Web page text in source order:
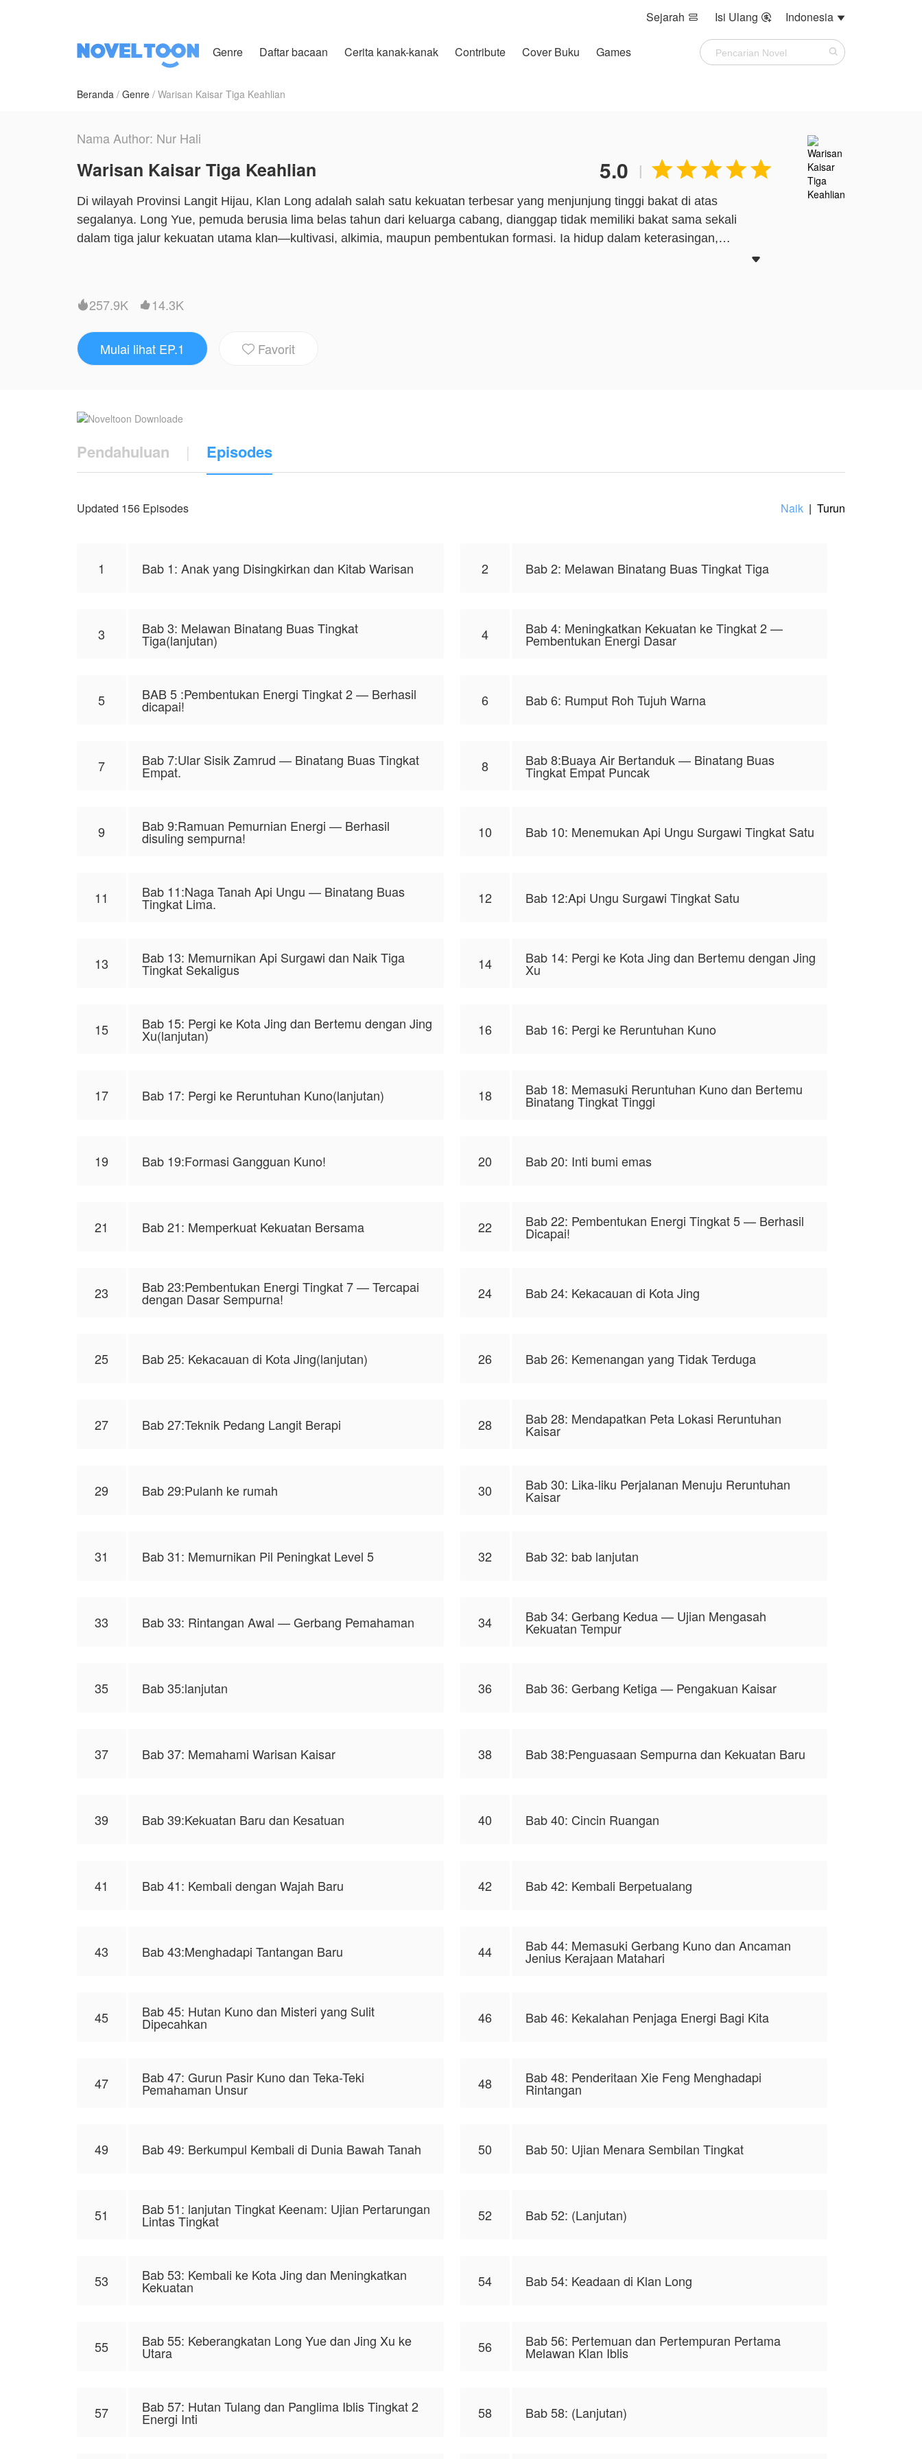
Sejarah  Isi Ulang  Indonesia 
Genre Daftar bacaan Cerita kanak-kanak Contribute Cover Buku Games
Beranda Genre Warisan Kaisar Tiga Keahlian
Nama Author: Nur Hali
Warisan Kaisar Tiga Keahlian 5.0 | 
Di wilayah Provinsi Langit Hijau, Klan Long adalah salah satu kekuatan terbesar yang menjunjung tinggi bakat di atas
segalanya. Long Yue, pemuda berusia lima belas tahun dari keluarga cabang, dianggap tidak memiliki bakat sama sekali
dalam tiga jalur kekuatan utama klan—kultivasi, alkimia, maupun pembentukan formasi. Ia hidup dalam keterasingan,
apa yang akan terjadi selanjutnya.?
dan akankah Long Yue berhasil membuktikan kepada klan nya.?

257.9K  14.3K
Mulai lihat EP.1  Favorit
Pendahuluan | Episodes
Updated 156 Episodes Naik | Turun
1 Bab 1: Anak yang Disingkirkan dan Kitab Warisan 2 Bab 2: Melawan Binatang Buas Tingkat Tiga
3 Bab 3: Melawan Binatang Buas Tingkat
Tiga(lanjutan) 4 Bab 4: Meningkatkan Kekuatan ke Tingkat 2 —
Pembentukan Energi Dasar
5 BAB 5 :Pembentukan Energi Tingkat 2 — Berhasil
dicapai! 6 Bab 6: Rumput Roh Tujuh Warna
7 Bab 7:Ular Sisik Zamrud — Binatang Buas Tingkat
Empat. 8 Bab 8:Buaya Air Bertanduk — Binatang Buas
Tingkat Empat Puncak
9 Bab 9:Ramuan Pemurnian Energi — Berhasil
disuling sempurna! 10 Bab 10: Menemukan Api Ungu Surgawi Tingkat Satu
11 Bab 11:Naga Tanah Api Ungu — Binatang Buas
Tingkat Lima. 12 Bab 12:Api Ungu Surgawi Tingkat Satu
13 Bab 13: Memurnikan Api Surgawi dan Naik Tiga
Tingkat Sekaligus 14 Bab 14: Pergi ke Kota Jing dan Bertemu dengan Jing
Xu
15 Bab 15: Pergi ke Kota Jing dan Bertemu dengan Jing
Xu(lanjutan) 16 Bab 16: Pergi ke Reruntuhan Kuno
17 Bab 17: Pergi ke Reruntuhan Kuno(lanjutan) 18 Bab 18: Memasuki Reruntuhan Kuno dan Bertemu
Binatang Tingkat Tinggi
19 Bab 19:Formasi Gangguan Kuno! 20 Bab 20: Inti bumi emas
21 Bab 21: Memperkuat Kekuatan Bersama 22 Bab 22: Pembentukan Energi Tingkat 5 — Berhasil
Dicapai!
23 Bab 23:Pembentukan Energi Tingkat 7 — Tercapai
dengan Dasar Sempurna! 24 Bab 24: Kekacauan di Kota Jing
25 Bab 25: Kekacauan di Kota Jing(lanjutan) 26 Bab 26: Kemenangan yang Tidak Terduga
27 Bab 27:Teknik Pedang Langit Berapi 28 Bab 28: Mendapatkan Peta Lokasi Reruntuhan
Kaisar
29 Bab 29:Pulanh ke rumah 30 Bab 30: Lika-liku Perjalanan Menuju Reruntuhan
Kaisar
31 Bab 31: Memurnikan Pil Peningkat Level 5 32 Bab 32: bab lanjutan
33 Bab 33: Rintangan Awal — Gerbang Pemahaman 34 Bab 34: Gerbang Kedua — Ujian Mengasah
Kekuatan Tempur
35 Bab 35:lanjutan 36 Bab 36: Gerbang Ketiga — Pengakuan Kaisar
37 Bab 37: Memahami Warisan Kaisar 38 Bab 38:Penguasaan Sempurna dan Kekuatan Baru
39 Bab 39:Kekuatan Baru dan Kesatuan 40 Bab 40: Cincin Ruangan
41 Bab 41: Kembali dengan Wajah Baru 42 Bab 42: Kembali Berpetualang
43 Bab 43:Menghadapi Tantangan Baru 44 Bab 44: Memasuki Gerbang Kuno dan Ancaman
Jenius Kerajaan Matahari
45 Bab 45: Hutan Kuno dan Misteri yang Sulit
Dipecahkan 46 Bab 46: Kekalahan Penjaga Energi Bagi Kita
47 Bab 47: Gurun Pasir Kuno dan Teka-Teki
Pemahaman Unsur 48 Bab 48: Penderitaan Xie Feng Menghadapi
Rintangan
49 Bab 49: Berkumpul Kembali di Dunia Bawah Tanah 50 Bab 50: Ujian Menara Sembilan Tingkat
51 Bab 51: lanjutan Tingkat Keenam: Ujian Pertarungan
Lintas Tingkat 52 Bab 52: (Lanjutan)
53 Bab 53: Kembali ke Kota Jing dan Meningkatkan
Kekuatan 54 Bab 54: Keadaan di Klan Long
55 Bab 55: Keberangkatan Long Yue dan Jing Xu ke
Utara 56 Bab 56: Pertemuan dan Pertempuran Pertama
Melawan Klan Iblis
57 Bab 57: Hutan Tulang dan Panglima Iblis Tingkat 2
Energi Inti 58 Bab 58: (Lanjutan)